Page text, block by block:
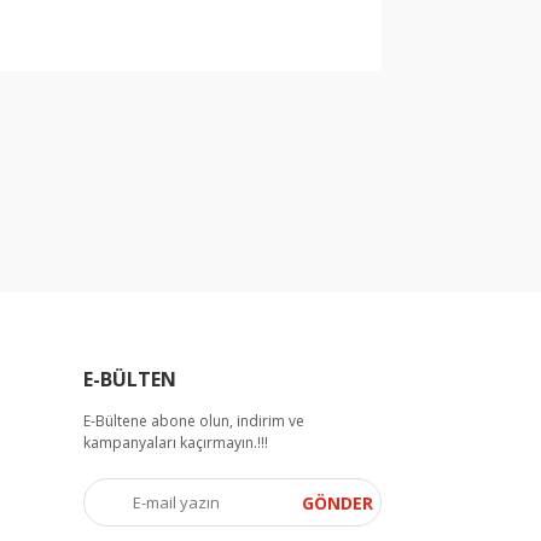
E-BÜLTEN
E-Bültene abone olun, indirim ve
kampanyaları kaçırmayın.!!!
GÖNDER